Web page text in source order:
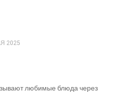
2025
любимые блюда через